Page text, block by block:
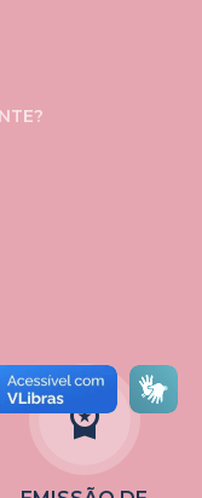
workspace_premium